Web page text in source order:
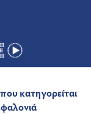
κατηγορείται